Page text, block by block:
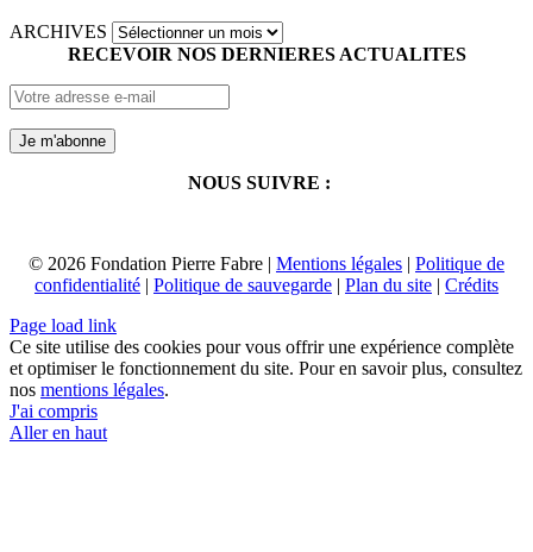
ARCHIVES
RECEVOIR NOS DERNIERES ACTUALITES
NOUS SUIVRE :
© 2026 Fondation Pierre Fabre | Mentions légales | Politique de
confidentialité | Politique de sauvegarde | Plan du site | Crédits
Page load link
Ce site utilise des cookies pour vous offrir une expérience complète
et optimiser le fonctionnement du site. Pour en savoir plus, consultez
nos mentions légales.
J'ai compris
Aller en haut